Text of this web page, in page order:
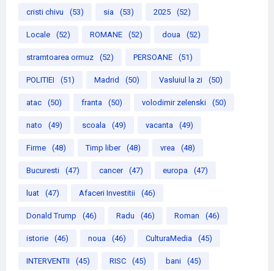
cristi chivu (53) sia (53) 2025 (52)
Locale (52) ROMANE (52) doua (52)
stramtoarea ormuz (52) PERSOANE (51)
POLITIEI (51) Madrid (50) Vasluiul la zi (50)
atac (50) franta (50) volodimir zelenski (50)
nato (49) scoala (49) vacanta (49)
Firme (48) Timp liber (48) vrea (48)
Bucuresti (47) cancer (47) europa (47)
luat (47) Afaceri Investitii (46)
Donald Trump (46) Radu (46) Roman (46)
istorie (46) noua (46) CulturaMedia (45)
INTERVENTII (45) RISC (45) bani (45)